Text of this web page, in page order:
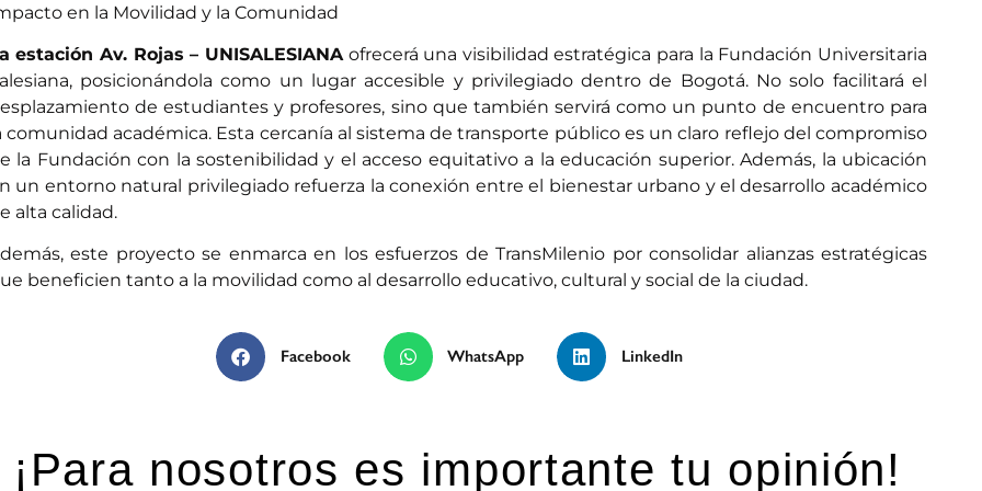
en la Movilidad y la Comunidad
estación Av. Rojas – UNISALESIANAofrecerá una visibilidad estratégica para la Fundación Universitaria
posicionándola como un lugar accesible y privilegiado dentro de Bogotá. No solo facilitará el
de estudiantes y profesores, sino que también servirá como un punto de encuentro para
comunidad académica. Esta cercanía al sistema de transporte público es un claro reflejo del compromiso
la Fundación con la sostenibilidad y el acceso equitativo a la educación superior. Además, la ubicación
un entorno natural privilegiado refuerza la conexión entre el bienestar urbano y el desarrollo académico
alta calidad.
este proyecto se enmarca en los esfuerzos de TransMilenio por consolidar alianzas estratégicas
beneficien tanto a la movilidad como al desarrollo educativo, cultural y social de la ciudad.
Facebook WhatsApp LinkedIn
¡Para nosotros es importante tu opinión!